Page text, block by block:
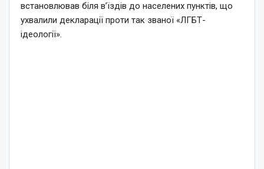
встановлював біля в’їздів до населених пунктів, що
ухвалили декларації проти так званої «ЛГБТ-
ідеології».